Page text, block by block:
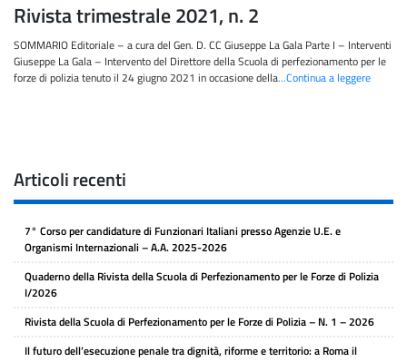
Rivista trimestrale 2021, n. 2
SOMMARIO Editoriale – a cura del Gen. D. CC Giuseppe La Gala Parte I – Interventi
Giuseppe La Gala – Intervento del Direttore della Scuola di perfezionamento per le
forze di polizia tenuto il 24 giugno 2021 in occasione della…Continua a leggere
Articoli recenti
7° Corso per candidature di Funzionari Italiani presso Agenzie U.E. e
Organismi Internazionali – A.A. 2025-2026
Quaderno della Rivista della Scuola di Perfezionamento per le Forze di Polizia
I/2026
Rivista della Scuola di Perfezionamento per le Forze di Polizia – N. 1 – 2026
Il futuro dell’esecuzione penale tra dignità, riforme e territorio: a Roma il